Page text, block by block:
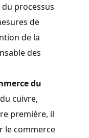
processus
de
de la
des
du
cuivre,
première, il
le commerce